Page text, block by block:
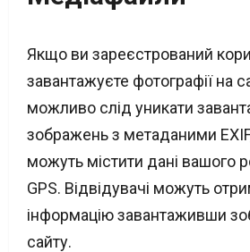
Якщо ви зареєстрований
завантажуєте фотографії на
можливо слід уникати
зображень з метаданими
можуть містити дані вашого
GPS. Відвідувачі можуть
інформацію завантаживши
сайту.